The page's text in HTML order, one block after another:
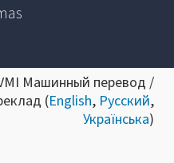
Машинный перевод /
(English, Русский,
Українська)